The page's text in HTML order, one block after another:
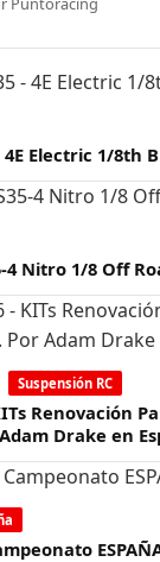
Electric 1/8th
4 Nitro 1/8 Off
Suspensión RC
Renovación
Drake en